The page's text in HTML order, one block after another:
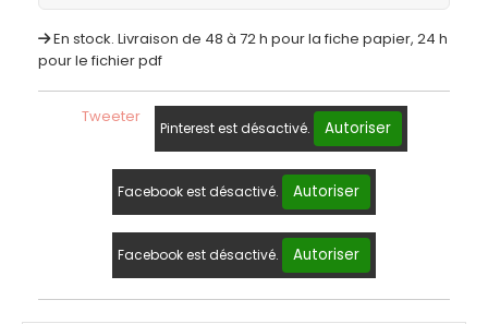
En stock. Livraison de 48 à 72 h pour la fiche papier, 24 h
pour le fichier pdf
Tweeter
Pinterest est désactivé. Autoriser
Facebook est désactivé. Autoriser
Facebook est désactivé. Autoriser